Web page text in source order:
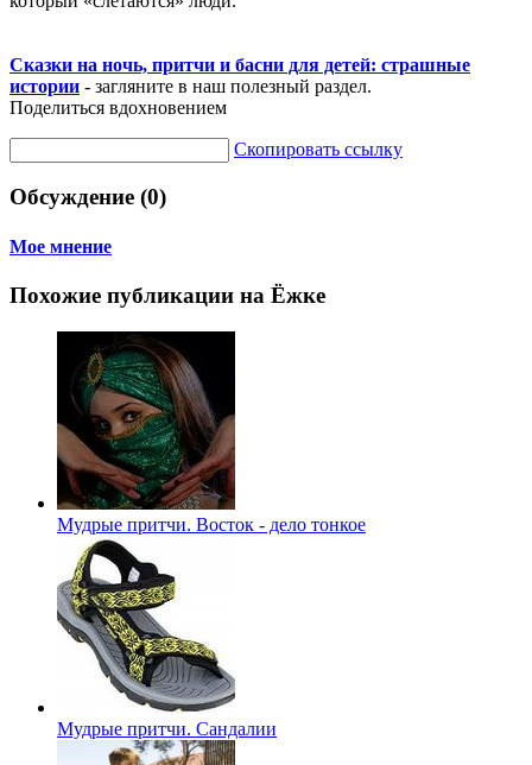
Сказки на ночь, притчи и басни для детей: страшные
истории - загляните в наш полезный раздел.
Поделиться вдохновением
Скопировать ссылку
Обсуждение (0)
Мое мнение
Похожие публикации на Ёжке
Мудрые притчи. Восток - дело тонкое
Мудрые притчи. Сандалии